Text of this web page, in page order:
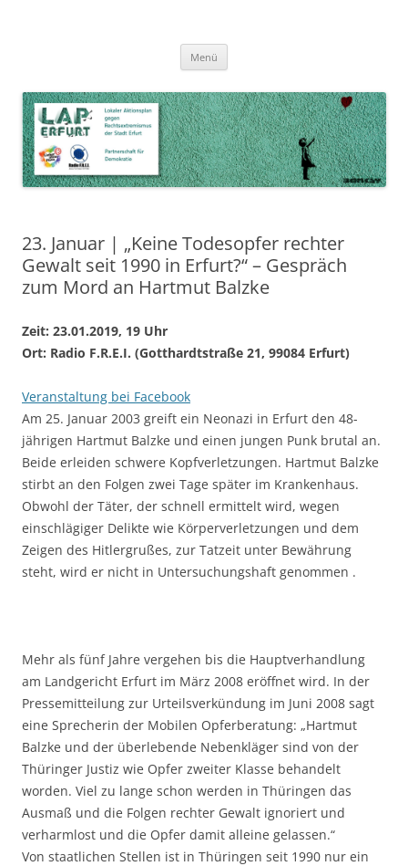
Lokaler Aktionsplan gegen Rechtsextremismus der Stadt Erfurt – Zur
Stärkung der Vielfalt, Toleranz und Demokratie
Menü
23. Januar | „Keine Todesopfer rechter
Gewalt seit 1990 in Erfurt?“ – Gespräch
zum Mord an Hartmut Balzke
Zeit: 23.01.2019, 19 Uhr
Ort: Radio F.R.E.I. (Gotthardtstraße 21, 99084 Erfurt)
Veranstaltung bei Facebook
Am 25. Januar 2003 greift ein Neonazi in Erfurt den 48-
jährigen Hartmut Balzke und einen jungen Punk brutal an.
Beide erleiden schwere Kopfverletzungen. Hartmut Balzke
stirbt an den Folgen zwei Tage später im Krankenhaus.
Obwohl der Täter, der schnell ermittelt wird, wegen
einschlägiger Delikte wie Körperverletzungen und dem
Zeigen des Hitlergrußes, zur Tatzeit unter Bewährung
steht, wird er nicht in Untersuchungshaft genommen .
Mehr als fünf Jahre vergehen bis die Hauptverhandlung
am Landgericht Erfurt im März 2008 eröffnet wird. In der
Pressemitteilung zur Urteilsverkündung im Juni 2008 sagt
eine Sprecherin der Mobilen Opferberatung: „Hartmut
Balzke und der überlebende Nebenkläger sind von der
Thüringer Justiz wie Opfer zweiter Klasse behandelt
worden. Viel zu lange schon werden in Thüringen das
Ausmaß und die Folgen rechter Gewalt ignoriert und
verharmlost und die Opfer damit alleine gelassen.“
Von staatlichen Stellen ist in Thüringen seit 1990 nur ein